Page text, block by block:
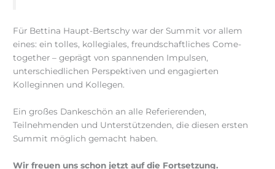
Für Bettina Haupt-Bertschy war der Summit vor allem
eines: ein tolles, kollegiales, freundschaftliches Come-
together – geprägt von spannenden Impulsen,
unterschiedlichen Perspektiven und engagierten
Kolleginnen und Kollegen.
Ein großes Dankeschön an alle Referierenden,
Teilnehmenden und Unterstützenden, die diesen ersten
Summit möglich gemacht haben.
Wir freuen uns schon jetzt auf die Fortsetzung.